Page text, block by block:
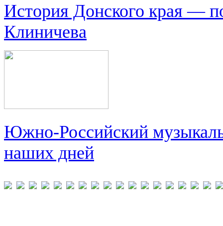
История Донского края —
Клиничева
Южно-Российский
наших дней